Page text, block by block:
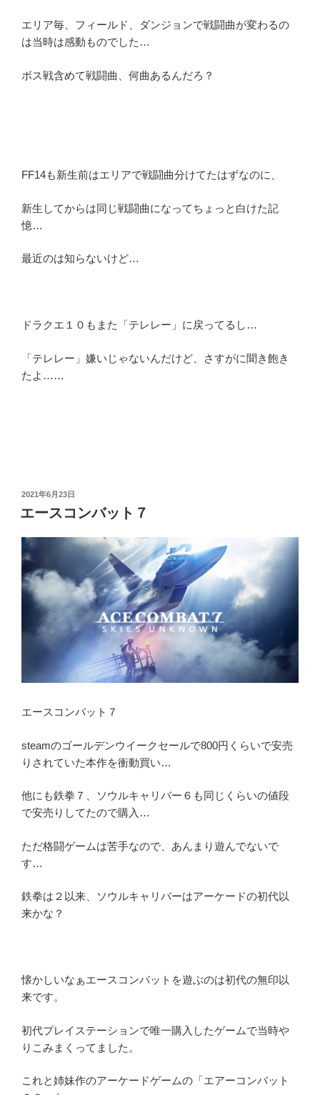
エリア毎、フィールド、ダンジョンで戦闘曲が変わるの
は当時は感動ものでした…
ボス戦含めて戦闘曲、何曲あるんだろ？
FF14も新生前はエリアで戦闘曲分けてたはずなのに、
新生してからは同じ戦闘曲になってちょっと白けた記
憶…
最近のは知らないけど…
ドラクエ１０もまた「テレレー」に戻ってるし…
「テレレー」嫌いじゃないんだけど、さすがに聞き飽き
たよ……
投
稿
日:
2021年6月23日
エースコンバット７
エースコンバット７
steamのゴールデンウイークセールで800円くらいで安売
りされていた本作を衝動買い…
他にも鉄拳７、ソウルキャリバー６も同じくらいの値段
で安売りしてたので購入…
ただ格闘ゲームは苦手なので、あんまり遊んでないで
す…
鉄拳は２以来、ソウルキャリバーはアーケードの初代以
来かな？
懐かしいなぁエースコンバットを遊ぶのは初代の無印以
来です。
初代プレイステーションで唯一購入したゲームで当時や
りこみまくってました。
これと姉妹作のアーケードゲームの「エアーコンバット